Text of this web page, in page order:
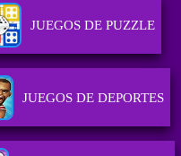
JUEGOS DE PUZZLE
JUEGOS DE DEPORTES